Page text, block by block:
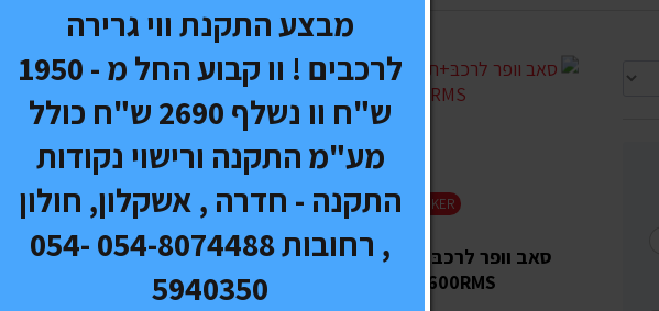
KICKER
סאב וופר לרכבּּ+תיבה מקורית
S12L5 600RMS
מבצע התקנת ווי גרירה
לרכבים ! וו קבוע החל מ - 1950
ש"ח וו נשלף 2690 ש"ח כולל
מע"מ התקנה ורישוי נקודות
התקנה - חדרה , אשקלון, חולון
, רחובות 054-8074488 054-
5940350